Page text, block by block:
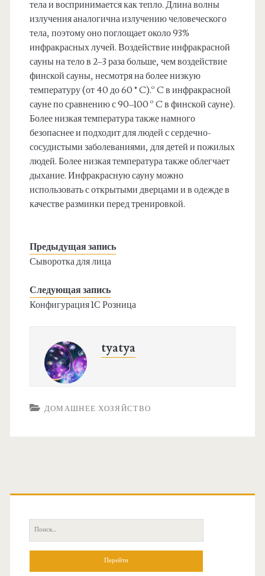
тела и воспринимается как тепло. Длина волны
излучения аналогична излучению человеческого
тела, поэтому оно поглощает около 93%
инфракрасных лучей. Воздействие инфракрасной
сауны на тело в 2–3 раза больше, чем воздействие
финской сауны, несмотря на более низкую
температуру (от 40 до 60 ° C).º C в инфракрасной
сауне по сравнению с 90–100 º C в финской сауне).
Более низкая температура также намного
безопаснее и подходит для людей с сердечно-
сосудистыми заболеваниями, для детей и пожилых
людей. Более низкая температура также облегчает
дыхание. Инфракрасную сауну можно
использовать с открытыми дверцами и в одежде в
качестве разминки перед тренировкой.
Предыдущая запись
Сыворотка для лица
Следующая запись
Конфигурация 1С Розница
tyatya
ДОМАШНЕЕ ХОЗЯЙСТВО
О
П
о